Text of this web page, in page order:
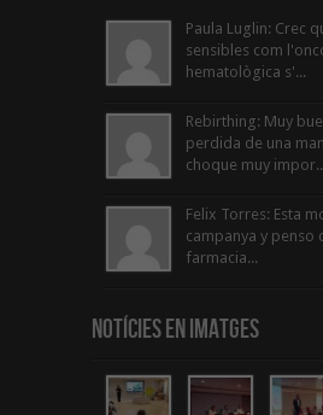
Paula Luglin: Crec
sensibles com
hematològica s'...
Rebirthing: Muy
perdida de una
choque muy
Felix Torres: Esta
campanya y penso
farmacia...
Notícies en Imatges